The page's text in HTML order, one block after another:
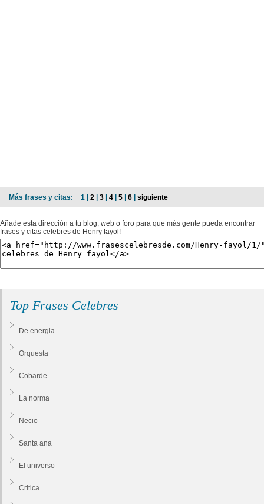
Más frases y citas: 1 | 2 | 3 | 4 | 5 | 6 | siguiente
Añade esta dirección a tu blog, web o foro para que más gente pueda encontrar
frases y citas celebres de Henry fayol!
Top Frases Celebres
De energia
Orquesta
Cobarde
La norma
Necio
Santa ana
El universo
Critica